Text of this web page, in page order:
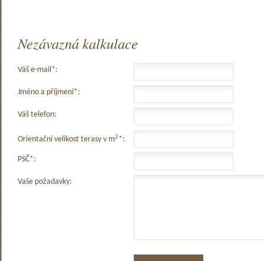
Nezávazná kalkulace
Váš e-mail*:
Jméno a příjmení*:
Váš telefon:
Orientační velikost terasy v m2*:
PSČ*:
Vaše požadavky: